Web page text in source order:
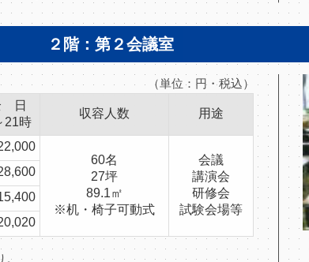
２階：第２会議室
（単位：円・税込）
日
21時
収容人数 用途
60名
27坪
89.1㎡
※机・椅子可動式
会議
講演会
研修会
試験会場等
り。